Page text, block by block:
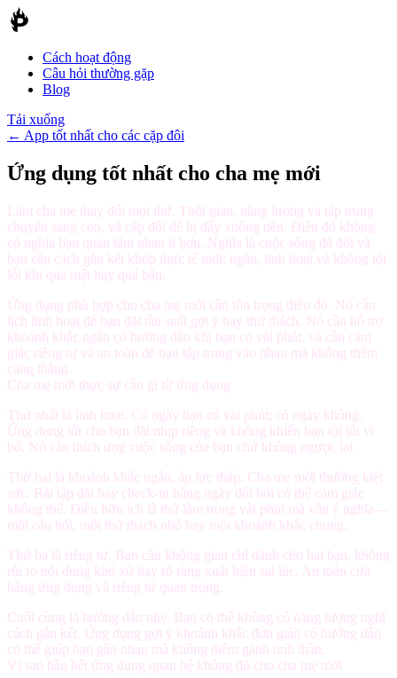
Cách hoạt động
Câu hỏi thường gặp
Blog
Tải xuống
← App tốt nhất cho các cặp đôi
Ứng dụng tốt nhất cho cha mẹ mới
Làm cha mẹ thay đổi mọi thứ. Thời gian, năng lượng và tập trung
chuyển sang con, và cặp đôi dễ bị đẩy xuống nền. Điều đó không
có nghĩa bạn quan tâm nhau ít hơn. Nghĩa là cuộc sống đã đổi và
bạn cần cách gắn kết khớp thực tế mới: ngắn, linh hoạt và không tội
lỗi khi quá mệt hay quá bận.
Ứng dụng phù hợp cho cha mẹ mới cần tôn trọng điều đó. Nó cần
lịch linh hoạt để bạn đặt tần suất gợi ý hay thử thách. Nó cần hỗ trợ
khoảnh khắc ngắn có hướng dẫn khi bạn có vài phút, và cần cảm
giác riêng tư và an toàn để bạn tập trung vào nhau mà không thêm
căng thẳng.
Cha mẹ mới thực sự cần gì từ ứng dụng
Thứ nhất là linh hoạt . Có ngày bạn có vài phút; có ngày không.
Ứng dụng tốt cho bạn đặt nhịp riêng và không khiến bạn tội lỗi vì
bỏ. Nó cần thích ứng cuộc sống của bạn chứ không ngược lại.
Thứ hai là khoảnh khắc ngắn, áp lực thấp . Cha mẹ mới thường kiệt
sức. Bài tập dài hay check-in hằng ngày đòi hỏi có thể cảm giác
không thể. Điều hữu ích là thứ làm trong vài phút mà vẫn ý nghĩa—
một câu hỏi, một thử thách nhỏ hay một khoảnh khắc chung.
Thứ ba là riêng tư . Bạn cần không gian chỉ dành cho hai bạn, không
rủi ro nội dung khó xử hay rõ ràng xuất hiện sai lúc. An toàn cửa
hàng ứng dụng và riêng tư quan trọng.
Cuối cùng là hướng dẫn nhẹ . Bạn có thể không có năng lượng nghĩ
cách gắn kết. Ứng dụng gợi ý khoảnh khắc đơn giản có hướng dẫn
có thể giúp bạn gần nhau mà không thêm gánh tinh thần.
Vì sao hầu hết ứng dụng quan hệ không đủ cho cha mẹ mới